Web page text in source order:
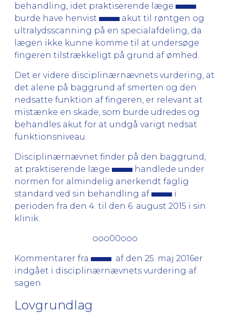
behandling, idet praktiserende læge
burde have henvist
akut til røntgen og
ultralydsscanning på en specialafdeling, da
lægen ikke kunne komme til at undersøge
fingeren tilstrækkeligt på grund af ømhed.
Det er videre disciplinærnævnets vurdering, at
det alene på baggrund af smerten og den
nedsatte funktion af fingeren, er relevant at
mistænke en skade, som burde udredes og
behandles akut for at undgå varigt nedsat
funktionsniveau.
Disciplinærnævnet finder på den baggrund,
at praktiserende læge
handlede under
normen for almindelig anerkendt faglig
standard ved sin behandling af
i
perioden fra den 4. til den 6. august 2015 i sin
klinik.
ooo00ooo
Kommentarer fra
af den 25. maj 2016er
indgået i disciplinærnævnets vurdering af
sagen.
Lovgrundlag